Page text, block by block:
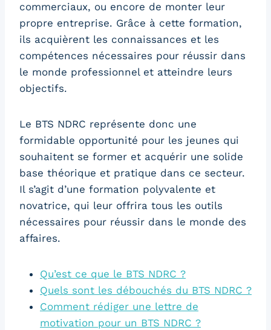
commerciaux, ou encore de monter leur
propre entreprise. Grâce à cette formation,
ils acquièrent les connaissances et les
compétences nécessaires pour réussir dans
le monde professionnel et atteindre leurs
objectifs.
Le BTS NDRC représente donc une
formidable opportunité pour les jeunes qui
souhaitent se former et acquérir une solide
base théorique et pratique dans ce secteur.
Il s’agit d’une formation polyvalente et
novatrice, qui leur offrira tous les outils
nécessaires pour réussir dans le monde des
affaires.
Qu’est ce que le BTS NDRC ?
Quels sont les débouchés du BTS NDRC ?
Comment rédiger une lettre de
motivation pour un BTS NDRC ?